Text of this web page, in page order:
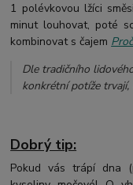
1 polévkovou lžíci
minut louhovat, poté
kombinovat s čajem
Dle tradičního
konkrétní potíže
Dobrý tip:
Pokud vás trápí dna